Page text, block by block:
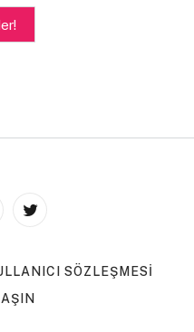
SÖZLEŞMESI